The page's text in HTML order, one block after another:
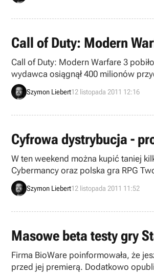
Call of Duty: Modern
Call of Duty: Modern Warfare 3
wydawca osiągnął 400 milionów
Szymon Liebert12 listopada 2011 12:16
Cyfrowa dystrybucja -
W ten weekend można kupić taniej
Cybermancy oraz polska gra RPG
Szymon Liebert12 listopada 2011 11:52
Masowe beta testy gry
Firma BioWare poinformowała, że
przed jej premierą. Dodatkowo